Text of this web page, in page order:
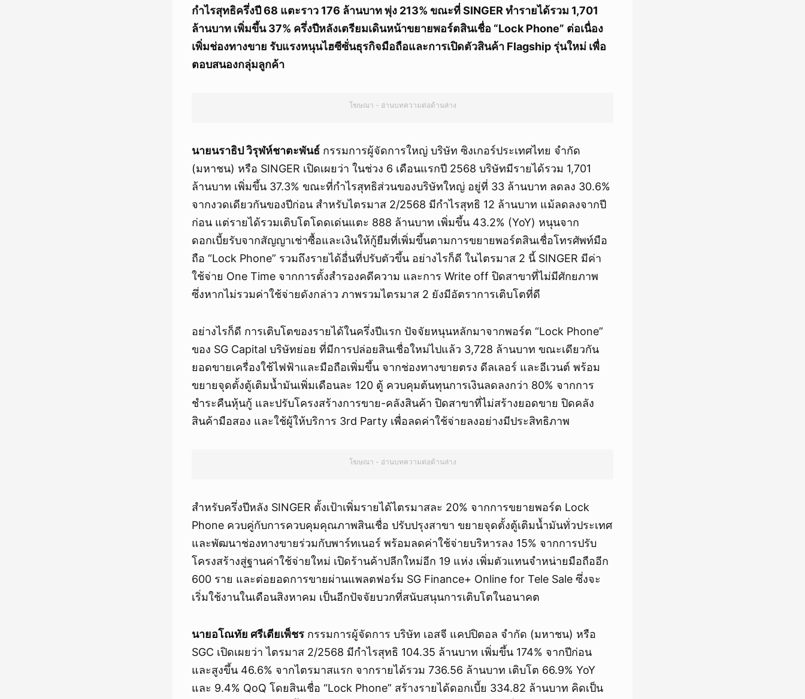
กำไรสุทธิครึ่งปี 68 แตะราว 176 ล้านบาท พุ่ง 213% ขณะที่ SINGER ทำรายได้รวม 1,701
ล้านบาท เพิ่มขึ้น 37% ครึ่งปีหลังเตรียมเดินหน้าขยายพอร์ตสินเชื่อ “Lock Phone” ต่อเนื่อง
เพิ่มช่องทางขาย รับแรงหนุนไฮซีซั่นธุรกิจมือถือและการเปิดตัวสินค้า Flagship รุ่นใหม่ เพื่อ
ตอบสนองกลุ่มลูกค้า
โฆษณา - อ่านบทความต่อด้านล่าง
นายนราธิป วิรุฬห์ชาตะพันธ์ กรรมการผู้จัดการใหญ่ บริษัท ซิงเกอร์ประเทศไทย จำกัด
(มหาชน) หรือ SINGER เปิดเผยว่า ในช่วง 6 เดือนแรกปี 2568 บริษัทมีรายได้รวม 1,701
ล้านบาท เพิ่มขึ้น 37.3% ขณะที่กำไรสุทธิส่วนของบริษัทใหญ่ อยู่ที่ 33 ล้านบาท ลดลง 30.6%
จากงวดเดียวกันของปีก่อน สำหรับไตรมาส 2/2568 มีกำไรสุทธิ 12 ล้านบาท แม้ลดลงจากปี
ก่อน แต่รายได้รวมเติบโตโดดเด่นแตะ 888 ล้านบาท เพิ่มขึ้น 43.2% (YoY) หนุนจาก
ดอกเบี้ยรับจากสัญญาเช่าซื้อและเงินให้กู้ยืมที่เพิ่มขึ้นตามการขยายพอร์ตสินเชื่อโทรศัพท์มือ
ถือ “Lock Phone” รวมถึงรายได้อื่นที่ปรับตัวขึ้น อย่างไรก็ดี ในไตรมาส 2 นี้ SINGER มีค่า
ใช้จ่าย One Time จากการตั้งสำรองคดีความ และการ Write off ปิดสาขาที่ไม่มีศักยภาพ
ซึ่งหากไม่รวมค่าใช้จ่ายดังกล่าว ภาพรวมไตรมาส 2 ยังมีอัตราการเติบโตที่ดี
อย่างไรก็ดี การเติบโตของรายได้ในครึ่งปีแรก ปัจจัยหนุนหลักมาจากพอร์ต “Lock Phone”
ของ SG Capital บริษัทย่อย ที่มีการปล่อยสินเชื่อใหม่ไปแล้ว 3,728 ล้านบาท ขณะเดียวกัน
ยอดขายเครื่องใช้ไฟฟ้าและมือถือเพิ่มขึ้น จากช่องทางขายตรง ดีลเลอร์ และอีเวนต์ พร้อม
ขยายจุดตั้งตู้เติมน้ำมันเพิ่มเดือนละ 120 ตู้ ควบคุมต้นทุนการเงินลดลงกว่า 80% จากการ
ชำระคืนหุ้นกู้ และปรับโครงสร้างการขาย-คลังสินค้า ปิดสาขาที่ไม่สร้างยอดขาย ปิดคลัง
สินค้ามือสอง และใช้ผู้ให้บริการ 3rd Party เพื่อลดค่าใช้จ่ายลงอย่างมีประสิทธิภาพ
โฆษณา - อ่านบทความต่อด้านล่าง
สำหรับครึ่งปีหลัง SINGER ตั้งเป้าเพิ่มรายได้ไตรมาสละ 20% จากการขยายพอร์ต Lock
Phone ควบคู่กับการควบคุมคุณภาพสินเชื่อ ปรับปรุงสาขา ขยายจุดตั้งตู้เติมน้ำมันทั่วประเทศ
และพัฒนาช่องทางขายร่วมกับพาร์ทเนอร์ พร้อมลดค่าใช้จ่ายบริหารลง 15% จากการปรับ
โครงสร้างสู่ฐานค่าใช้จ่ายใหม่ เปิดร้านค้าปลีกใหม่อีก 19 แห่ง เพิ่มตัวแทนจำหน่ายมือถืออีก
600 ราย และต่อยอดการขายผ่านแพลตฟอร์ม SG Finance+ Online for Tele Sale ซึ่งจะ
เริ่มใช้งานในเดือนสิงหาคม เป็นอีกปัจจัยบวกที่สนับสนุนการเติบโตในอนาคต
นายอโณทัย ศรีเตียเพ็ชร กรรมการผู้จัดการ บริษัท เอสจี แคปปิตอล จำกัด (มหาชน) หรือ
SGC เปิดเผยว่า ไตรมาส 2/2568 มีกำไรสุทธิ 104.35 ล้านบาท เพิ่มขึ้น 174% จากปีก่อน
และสูงขึ้น 46.6% จากไตรมาสแรก จากรายได้รวม 736.56 ล้านบาท เติบโต 66.9% YoY
และ 9.4% QoQ โดยสินเชื่อ “Lock Phone” สร้างรายได้ดอกเบี้ย 334.82 ล้านบาท คิดเป็น